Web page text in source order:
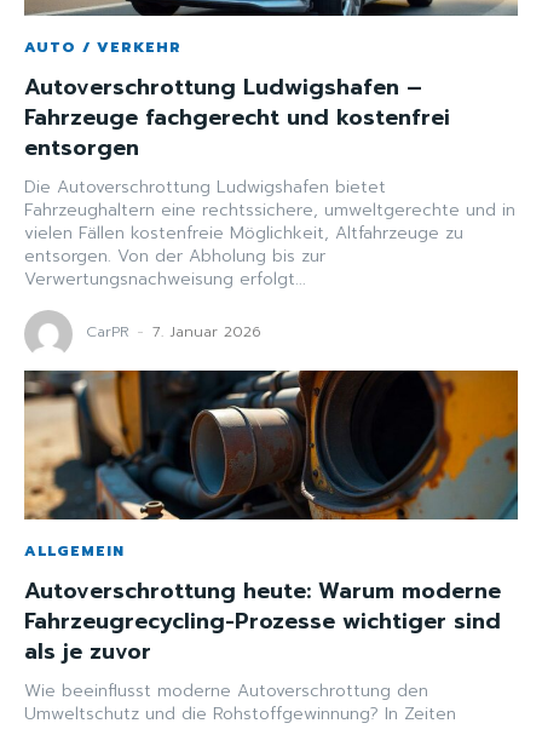
AUTO / VERKEHR
Autoverschrottung Ludwigshafen –
Fahrzeuge fachgerecht und kostenfrei
entsorgen
Die Autoverschrottung Ludwigshafen bietet
Fahrzeughaltern eine rechtssichere, umweltgerechte und in
vielen Fällen kostenfreie Möglichkeit, Altfahrzeuge zu
entsorgen. Von der Abholung bis zur
Verwertungsnachweisung erfolgt...
CarPR - 7. Januar 2026
ALLGEMEIN
Autoverschrottung heute: Warum moderne
Fahrzeugrecycling-Prozesse wichtiger sind
als je zuvor
Wie beeinflusst moderne Autoverschrottung den
Umweltschutz und die Rohstoffgewinnung? In Zeiten